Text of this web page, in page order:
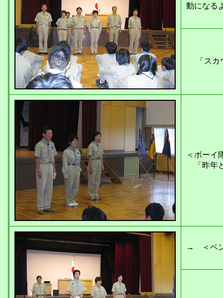
動になる
「スカ
＜ボー
「昨年
→ ＜ベ